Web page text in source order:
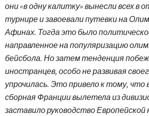
они «в одну калитку» вынесли всех в
турнире и завоевали путевки на
Афинах. Тогда это было
направленное на популяризацию
бейсбола. Но затем тенденция
иностранцев, особо не развивая
упрочилась. Это привело к тому, что
сборная Франции вылетела из
заставило руководство